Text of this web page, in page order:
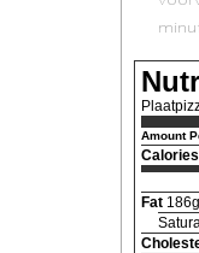
Amount
Calories
Fat 186g